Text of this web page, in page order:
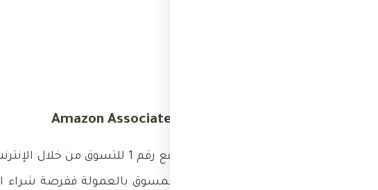
يعتبر موقع أمازون الموقع رقم 1
يعد شيء جيد جدا لك كمسوق بالعمولة ففرصة شراء